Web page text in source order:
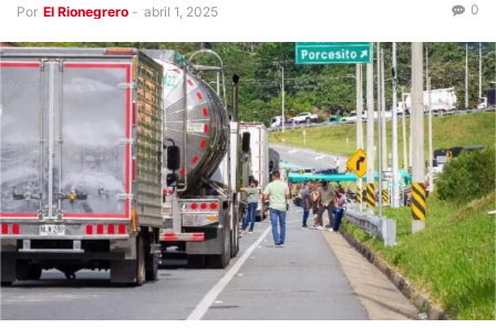
Por El Rionegrero - abril 1, 2025 0